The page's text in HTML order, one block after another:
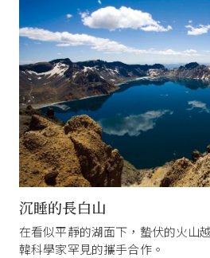
沉睡的長白山
在看似平靜的湖面下，蟄伏的火山
韓科學家罕見的攜手合作。